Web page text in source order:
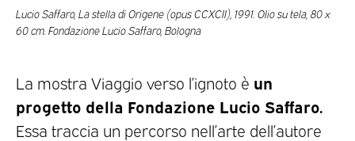
Lucio Saffaro, La stella di Origene (opus CCXCII), 1991. Olio su tela, 80 x
60 cm. Fondazione Lucio Saffaro, Bologna
La mostra Viaggio verso l’ignoto è un
progetto della Fondazione Lucio Saffaro.
Essa traccia un percorso nell’arte dell’autore